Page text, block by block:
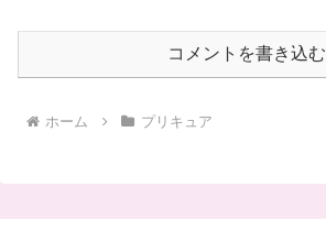
コメントを書き込む
ホーム プリキュア